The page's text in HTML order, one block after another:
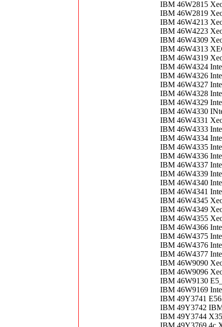
IBM 46W2815
IBM 46W2819
IBM 46W4213
IBM 46W4223
IBM 46W4309
IBM 46W4313
IBM 46W4319
IBM 46W4324
IBM 46W4326
IBM 46W4327
IBM 46W4328
IBM 46W4329
IBM 46W4330
IBM 46W4331
IBM 46W4333
IBM 46W4334
IBM 46W4335
IBM 46W4336
IBM 46W4337
IBM 46W4339
IBM 46W4340
IBM 46W4341
IBM 46W4345
IBM 46W4349
IBM 46W4355
IBM 46W4366
IBM 46W4375
IBM 46W4376
IBM 46W4377
IBM 46W9090
IBM 46W9096
IBM 46W9130
IBM 46W9169
IBM 49Y3741
IBM 49Y3742
IBM 49Y3744
IBM 49Y3769 4c